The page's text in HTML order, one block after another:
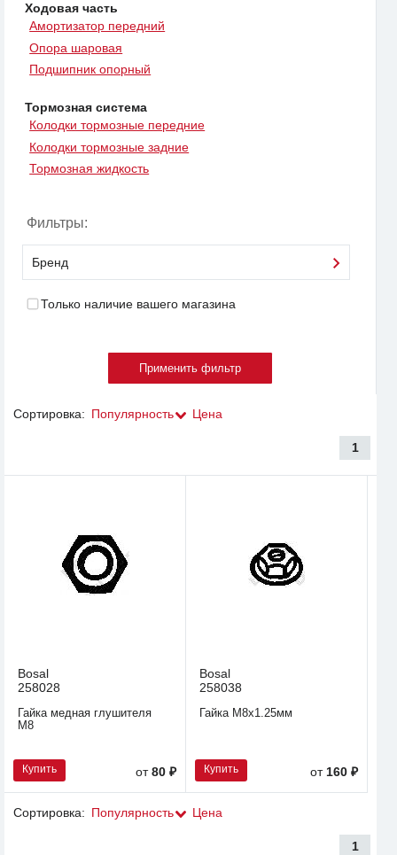
Ходовая часть
Амортизатор передний
Опора шаровая
Подшипник опорный
Тормозная система
Колодки тормозные передние
Колодки тормозные задние
Тормозная жидкость
Фильтры:
Бренд
Только наличие вашего магазина
Сортировка: Популярность Цена
1
Bosal
258028
Гайка медная глушителя
М8
Купить от80 ₽
Bosal
258038
Гайка М8x1.25мм
Купить от 160 ₽
Сортировка: Популярность Цена
1